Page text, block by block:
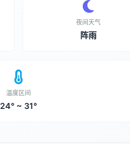
夜间天气
阵雨
温度区间
24° ~ 31°